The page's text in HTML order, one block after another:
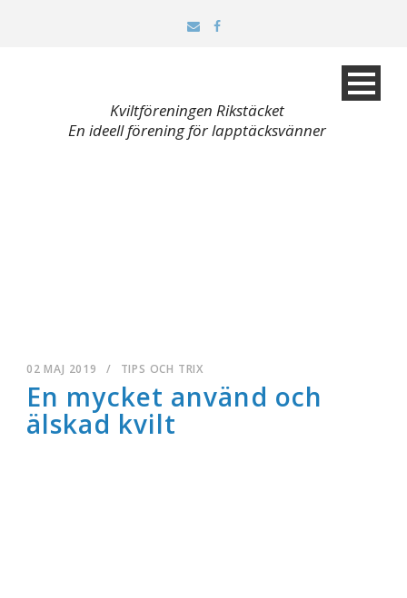
Kviltföreningen Rikstäcket
En ideell förening för lapptäcksvänner
02 MAJ 2019 / TIPS OCH TRIX
En mycket använd och
älskad kvilt